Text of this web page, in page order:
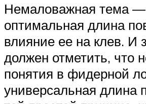
Немаловажная тема —
оптимальная длина
влияние ее на клев. И
должен отметить, что
понятия в фидерной
универсальная длина